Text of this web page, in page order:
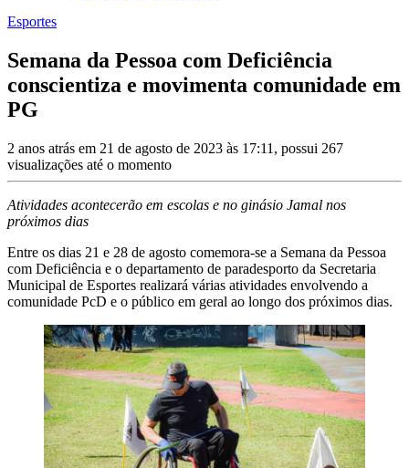
Esportes
Semana da Pessoa com Deficiência
conscientiza e movimenta comunidade em
PG
2 anos atrás em 21 de agosto de 2023 às 17:11, possui 267
visualizações até o momento
Atividades acontecerão em escolas e no ginásio Jamal nos
próximos dias
Entre os dias 21 e 28 de agosto comemora-se a Semana da Pessoa
com Deficiência e o departamento de paradesporto da Secretaria
Municipal de Esportes realizará várias atividades envolvendo a
comunidade PcD e o público em geral ao longo dos próximos dias.